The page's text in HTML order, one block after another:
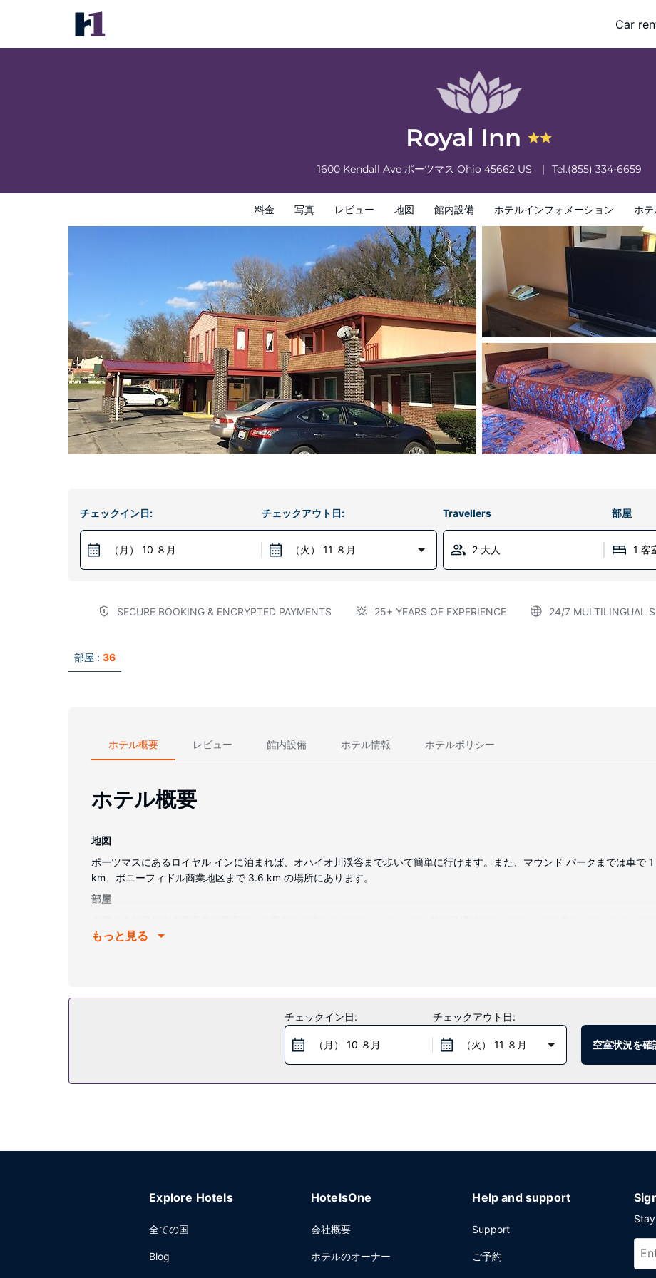
Car
Royal Inn
1600 Kendall Ave ポーツマス Ohio 45662 US Tel.(855) 334-6659
料金 写真 レビュー 地図 館内設備 ホテルインフォメーション ホ
Royal Inn
料金 写真
チェックイン日:
（月） 10 ８月
チェックアウト日:
（火） 11 ８月
Travellers 部屋
2 大人 1 客
SECURE BOOKING & ENCRYPTED PAYMENTS 25+ YEARS OF EXPERIENCE 24/7 MULTILINGUAL
部屋 : 36
ホテル概要 レビュー 館内設備 ホテル情報 ホテルポリシー
ホテル概要
地図
ポーツマスにあるロイヤル インに泊まれば、オハイオ川渓谷まで歩いて簡単に行けます。また、マウンド パークまでは車で
km、ボニーフィドル商業地区まで 3.6 km の場所にあります。
部屋
ビスは、毎日行われます。
もっと見る
チェックイン日:
（月） 10 ８月
チェックアウト日:
（火） 11 ８月 空室状況を確
Explore Hotels
全ての国
Blog
HotelsOne
会社概要
ホテルのオーナー
Help and support
Support
ご予約